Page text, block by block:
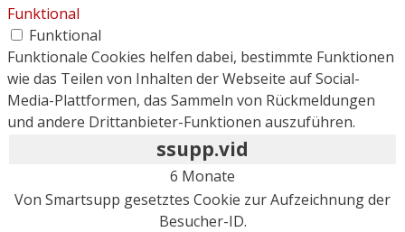
Funktional
Funktional
Funktionale Cookies helfen dabei, bestimmte Funktionen
wie das Teilen von Inhalten der Webseite auf Social-
Media-Plattformen, das Sammeln von Rückmeldungen
und andere Drittanbieter-Funktionen auszuführen.
ssupp.vid
6 Monate
Von Smartsupp gesetztes Cookie zur Aufzeichnung der
Besucher-ID.